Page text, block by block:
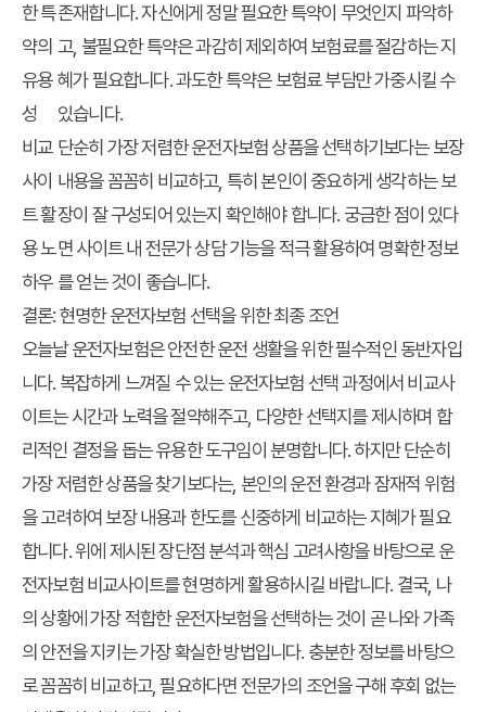
한 특
약의
유용
성
존재합니다. 자신에게 정말 필요한 특약이 무엇인지 파악하
고, 불필요한 특약은 과감히 제외하여 보험료를 절감하는 지
혜가 필요합니다. 과도한 특약은 보험료 부담만 가중시킬 수
있습니다.
비교
사이
트 활
용 노
하우
단순히 가장 저렴한 운전자보험 상품을 선택하기보다는 보장
내용을 꼼꼼히 비교하고, 특히 본인이 중요하게 생각하는 보
장이 잘 구성되어 있는지 확인해야 합니다. 궁금한 점이 있다
면 사이트 내 전문가 상담 기능을 적극 활용하여 명확한 정보
를 얻는 것이 좋습니다.
결론: 현명한 운전자보험 선택을 위한 최종 조언
오늘날 운전자보험은 안전한 운전 생활을 위한 필수적인 동반자입
니다. 복잡하게 느껴질 수 있는 운전자보험 선택 과정에서 비교사
이트는 시간과 노력을 절약해주고, 다양한 선택지를 제시하며 합
리적인 결정을 돕는 유용한 도구임이 분명합니다. 하지만 단순히
가장 저렴한 상품을 찾기보다는, 본인의 운전 환경과 잠재적 위험
을 고려하여 보장 내용과 한도를 신중하게 비교하는 지혜가 필요
합니다. 위에 제시된 장단점 분석과 핵심 고려사항을 바탕으로 운
전자보험 비교사이트를 현명하게 활용하시길 바랍니다. 결국, 나
의 상황에 가장 적합한 운전자보험을 선택하는 것이 곧 나와 가족
의 안전을 지키는 가장 확실한 방법입니다. 충분한 정보를 바탕으
로 꼼꼼히 비교하고, 필요하다면 전문가의 조언을 구해 후회 없는